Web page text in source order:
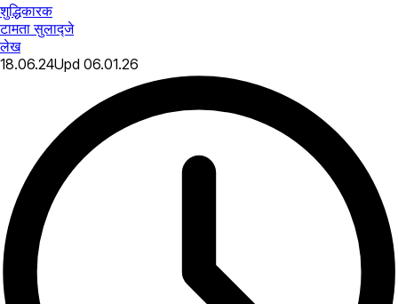
शुद्धिकारक
टामता सुलाद्जे
लेख
18.06.24Upd 06.01.26